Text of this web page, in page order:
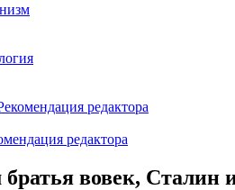
редактора
редактора
братья вовек,